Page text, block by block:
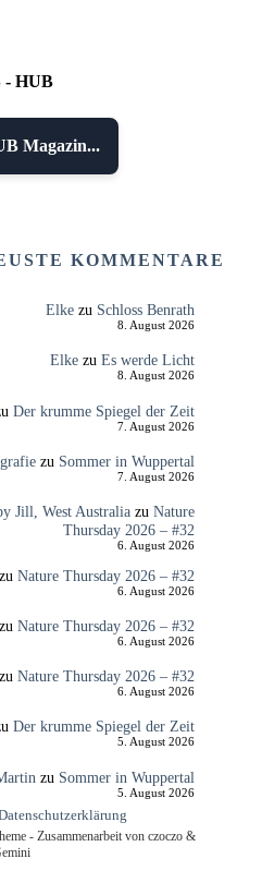
- HUB
Magazin...
KOMMENTARE
Elkezu Schloss Benrath
8. August 2026
Elkezu Es werde Licht
8. August 2026
Der krumme Spiegel der Zeit
7. August 2026
zu Sommer in Wuppertal
7. August 2026
Jill, West Australiazu Nature
Thursday 2026 – #32
6. August 2026
Nature Thursday 2026 – #32
6. August 2026
Nature Thursday 2026 – #32
6. August 2026
Nature Thursday 2026 – #32
6. August 2026
Der krumme Spiegel der Zeit
5. August 2026
zu Sommer in Wuppertal
5. August 2026
- Zusammenarbeit von czoczo &